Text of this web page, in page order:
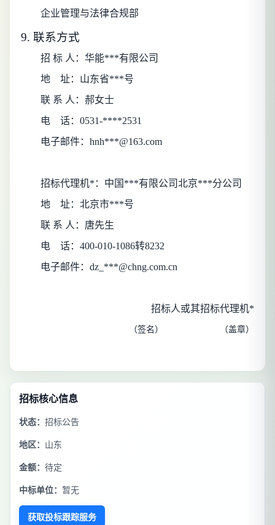
企业管理与法律合规部
9. 联系方式
招 标 人： 华能***有限公司
地
址： 山东省***号
联 系 人： 郝女士
电
话： 0531-****2531
电子邮件： hnh***@163.com
招标代理机*： 中国***有限公司北京***分公司
地
址： 北京市***号
联 系 人： 唐先生
电
话： 400-010-1086转8232
电子邮件： dz_***@chng.com.cn
招标人或其招标代理机*
（签名） （盖章）
招标核心信息
状态： 招标公告
地区： 山东
金额： 待定
中标单位： 暂无
获取投标跟踪服务